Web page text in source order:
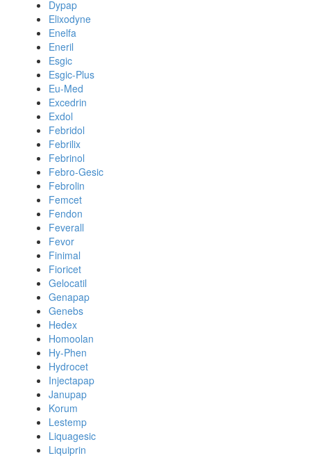
Dypap
Elixodyne
Enelfa
Eneril
Esgic
Esgic-Plus
Eu-Med
Excedrin
Exdol
Febridol
Febrilix
Febrinol
Febro-Gesic
Febrolin
Femcet
Fendon
Feverall
Fevor
Finimal
Fioricet
Gelocatil
Genapap
Genebs
Hedex
Homoolan
Hy-Phen
Hydrocet
Injectapap
Janupap
Korum
Lestemp
Liquagesic
Liquiprin